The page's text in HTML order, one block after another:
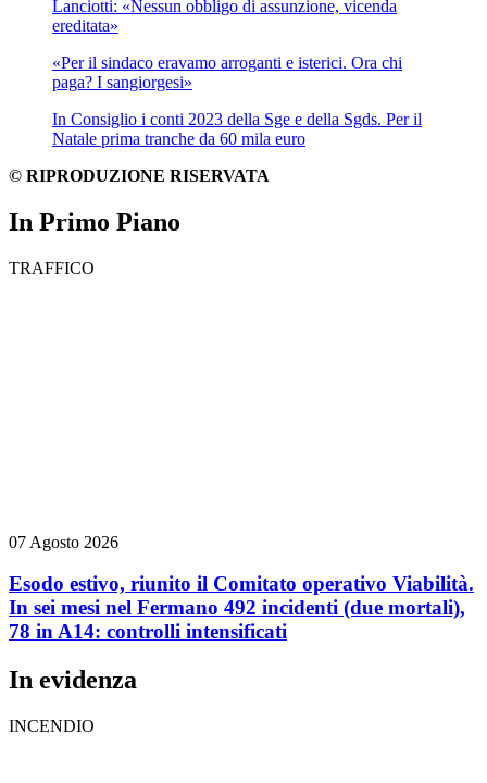
Lanciotti: «Nessun obbligo di assunzione, vicenda
ereditata»
«Per il sindaco eravamo arroganti e isterici. Ora chi
paga? I sangiorgesi»
In Consiglio i conti 2023 della Sge e della Sgds. Per il
Natale prima tranche da 60 mila euro
© RIPRODUZIONE RISERVATA
In Primo Piano
TRAFFICO
07 Agosto 2026
Esodo estivo, riunito il Comitato operativo Viabilità.
In sei mesi nel Fermano 492 incidenti (due mortali),
78 in A14: controlli intensificati
In evidenza
INCENDIO